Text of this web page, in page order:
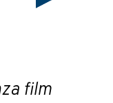
film